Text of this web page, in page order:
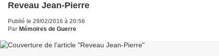
Reveau Jean-Pierre
Publié le 29/02/2016 à 20:56
Par Mémoires de Guerre